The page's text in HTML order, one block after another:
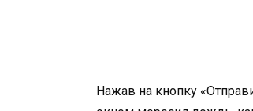
Нажав на кнопку